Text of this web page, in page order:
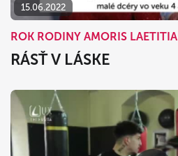
15.06.2022
ROK RODINY AMORIS LAETITIA
RÁSŤ V LÁSKE